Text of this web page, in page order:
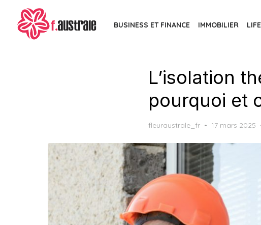
BUSINESS ET FINANCE IMMOBILIER
L’isolation
pourquoi et
fleuraustrale_fr
Posted
17 mars 2025